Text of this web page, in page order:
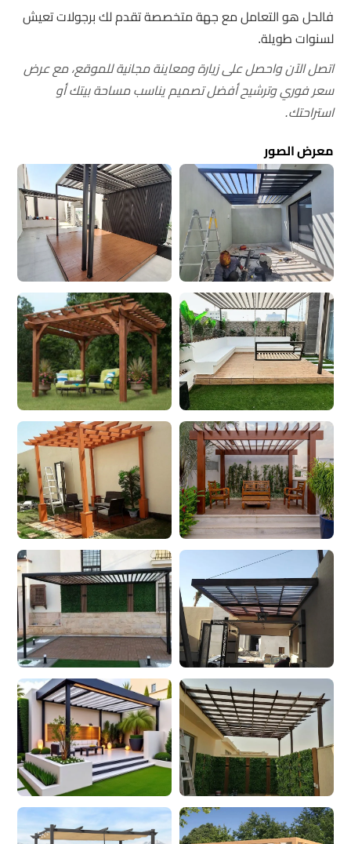
فالحل هو التعامل مع جهة متخصصة تقدم لك برجولات تعيش
لسنوات طويلة.
اتصل الآن واحصل على زيارة ومعاينة مجانية للموقع، مع عرض
سعر فوري وترشيح أفضل تصميم يناسب مساحة بيتك أو
استراحتك.
معرض الصور